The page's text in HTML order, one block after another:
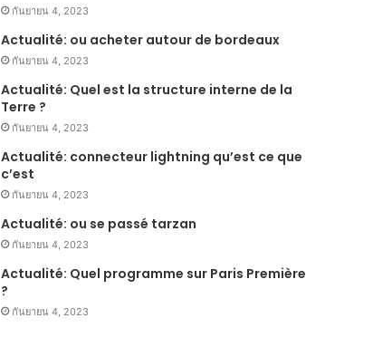
กันยายน 4, 2023
Actualité: ou acheter autour de bordeaux
กันยายน 4, 2023
Actualité: Quel est la structure interne de la
Terre ?
กันยายน 4, 2023
Actualité: connecteur lightning qu’est ce que
c’est
กันยายน 4, 2023
Actualité: ou se passé tarzan
กันยายน 4, 2023
Actualité: Quel programme sur Paris Première
?
กันยายน 4, 2023